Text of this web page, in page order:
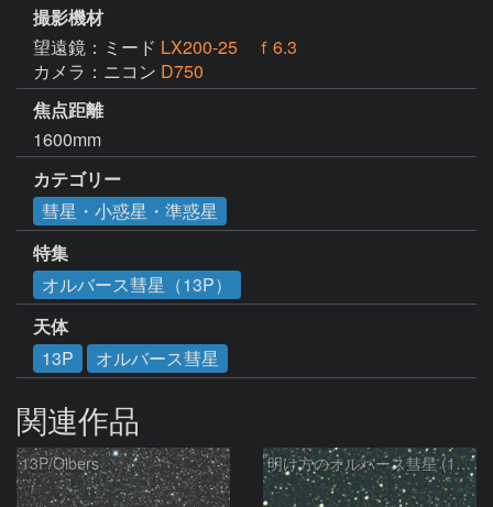
撮影機材
望遠鏡：ミード LX200-25 ｆ6.3
カメラ：ニコン D750
焦点距離
1600mm
カテゴリー
彗星・小惑星・準惑星
特集
オルバース彗星（13P）
天体
13P
オルバース彗星
関連作品
13P/Olbers 明け方のオルバース彗星 (13P)：2025/03/20